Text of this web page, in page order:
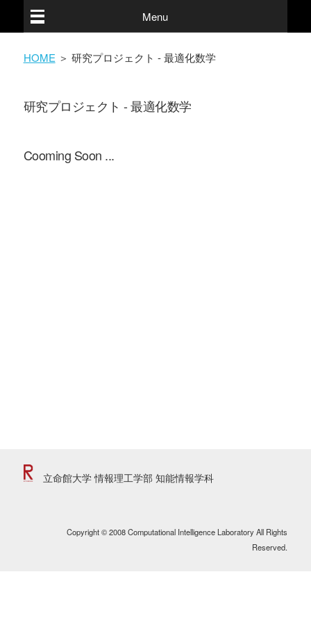
Menu
HOME ＞ 研究プロジェクト - 最適化数学
研究プロジェクト - 最適化数学
Cooming Soon ...
立命館大学 情報理工学部 知能情報学科
Copyright © 2008 Computational Intelligence Laboratory All Rights
Reserved.